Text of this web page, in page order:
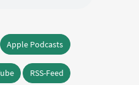
Apple Podcasts
RSS-Feed